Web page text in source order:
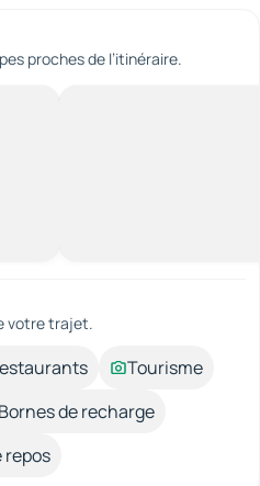
proches de l’itinéraire.
votre trajet.
Tourisme
Bornes de recharge
repos